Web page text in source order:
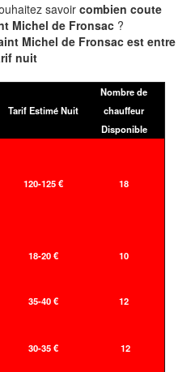
savoir combien coute
Michel de Fronsac ?
Michel de Fronsac est entre
nuit
Tarif Estimé Nuit
Nombre de
chauffeur
Disponible
120-125 € 18
18-20 € 10
35-40 € 12
30-35 € 12